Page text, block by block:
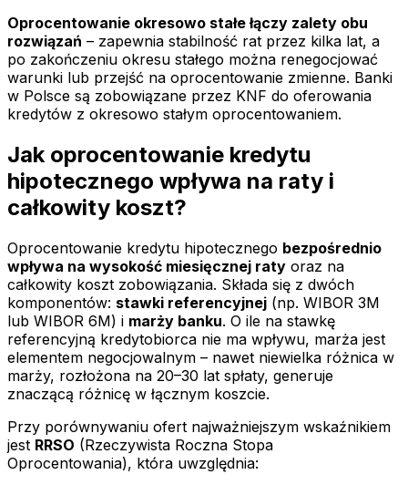
Oprocentowanie okresowo stałe łączy zalety obu
rozwiązań – zapewnia stabilność rat przez kilka lat, a
po zakończeniu okresu stałego można renegocjować
warunki lub przejść na oprocentowanie zmienne. Banki
w Polsce są zobowiązane przez KNF do oferowania
kredytów z okresowo stałym oprocentowaniem.
Jak oprocentowanie kredytu
hipotecznego wpływa na raty i
całkowity koszt?
Oprocentowanie kredytu hipotecznego bezpośrednio
wpływa na wysokość miesięcznej raty oraz na
całkowity koszt zobowiązania. Składa się z dwóch
komponentów: stawki referencyjnej (np. WIBOR 3M
lub WIBOR 6M) i marży banku. O ile na stawkę
referencyjną kredytobiorca nie ma wpływu, marża jest
elementem negocjowalnym – nawet niewielka różnica w
marży, rozłożona na 20–30 lat spłaty, generuje
znaczącą różnicę w łącznym koszcie.
Przy porównywaniu ofert najważniejszym wskaźnikiem
jest RRSO (Rzeczywista Roczna Stopa
Oprocentowania), która uwzględnia: